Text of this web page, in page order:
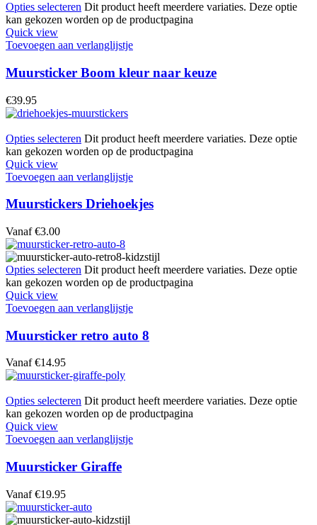
Opties selecteren Dit product heeft meerdere variaties. Deze optie
kan gekozen worden op de productpagina
Quick view
Toevoegen aan verlanglijstje
Muursticker Boom kleur naar keuze
€39.95
Opties selecteren Dit product heeft meerdere variaties. Deze optie
kan gekozen worden op de productpagina
Quick view
Toevoegen aan verlanglijstje
Muurstickers Driehoekjes
Vanaf €3.00
Opties selecteren Dit product heeft meerdere variaties. Deze optie
kan gekozen worden op de productpagina
Quick view
Toevoegen aan verlanglijstje
Muursticker retro auto 8
Vanaf €14.95
Opties selecteren Dit product heeft meerdere variaties. Deze optie
kan gekozen worden op de productpagina
Quick view
Toevoegen aan verlanglijstje
Muursticker Giraffe
Vanaf €19.95